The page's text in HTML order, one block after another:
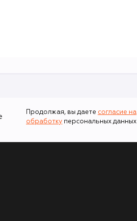
Продолжая, вы даете согласие на
обработку персональных данных